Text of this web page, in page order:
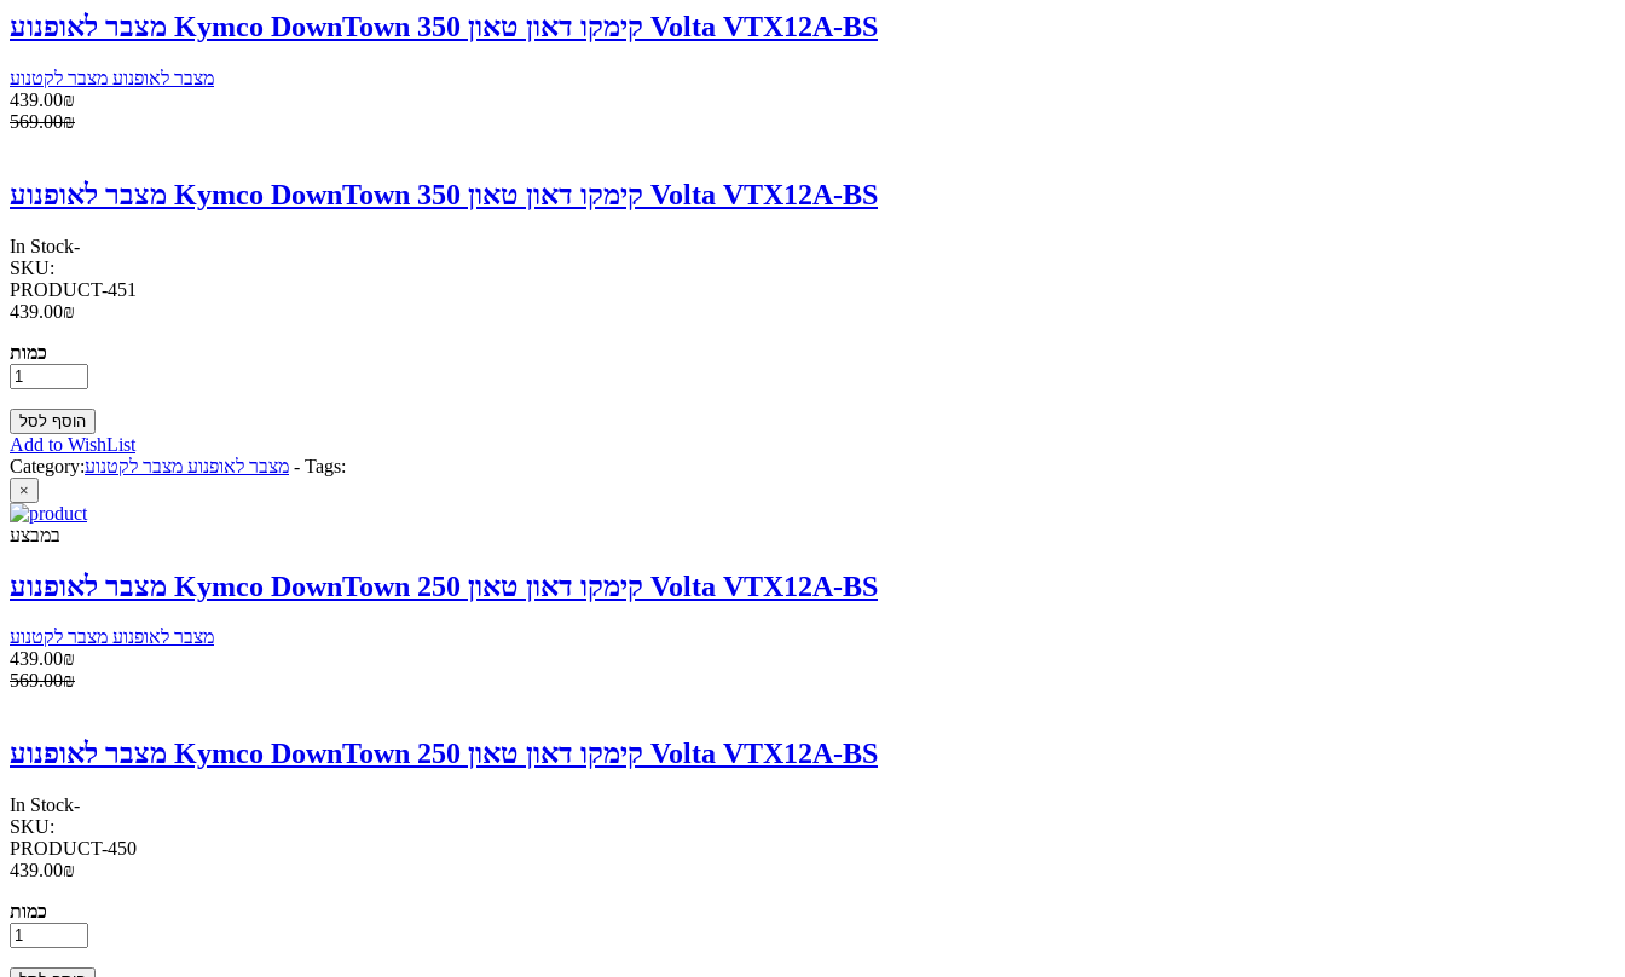
מצבר לאופנוע Kymco DownTown 350 קימקו דאון טאון Volta VTX12A-BS
מצבר לאופנוע מצבר לקטנוע
439.00₪
569.00₪
מצבר לאופנוע Kymco DownTown 350 קימקו דאון טאון Volta VTX12A-BS
In Stock-
SKU:
PRODUCT-451
439.00₪
כמות
Add to WishList
Category:מצבר לאופנוע מצבר לקטנוע - Tags:
×
במבצע
מצבר לאופנוע Kymco DownTown 250 קימקו דאון טאון Volta VTX12A-BS
מצבר לאופנוע מצבר לקטנוע
439.00₪
569.00₪
מצבר לאופנוע Kymco DownTown 250 קימקו דאון טאון Volta VTX12A-BS
In Stock-
SKU:
PRODUCT-450
439.00₪
כמות